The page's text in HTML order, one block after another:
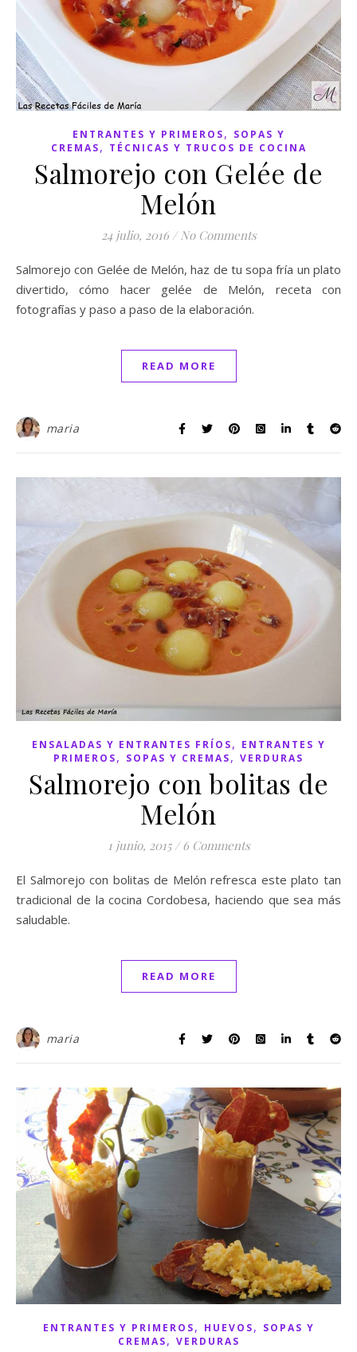
ENTRANTES Y PRIMEROS, SOPAS Y
CREMAS, TÉCNICAS Y TRUCOS DE COCINA
Salmorejo con Gelée de
Melón
24 julio, 2016 / No Comments
Salmorejo con Gelée de Melón, haz de tu sopa fría un plato
divertido, cómo hacer gelée de Melón, receta con
fotografías y paso a paso de la elaboración.
READ MORE
maria
ENSALADAS Y ENTRANTES FRÍOS, ENTRANTES Y
PRIMEROS, SOPAS Y CREMAS, VERDURAS
Salmorejo con bolitas de
Melón
1 junio, 2015 / 6 Comments
El Salmorejo con bolitas de Melón refresca este plato tan
tradicional de la cocina Cordobesa, haciendo que sea más
saludable.
READ MORE
maria
ENTRANTES Y PRIMEROS, HUEVOS, SOPAS Y
CREMAS, VERDURAS